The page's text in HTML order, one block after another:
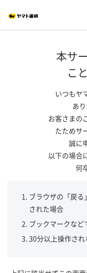
本サ
こ
いつもヤ
あ
お客さまの
たためサ
誠に
以下の場合
何
ブラウザの「戻る
された場合
ブックマークな
30分以上操作さ